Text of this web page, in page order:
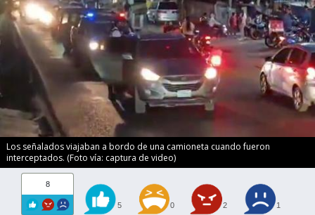
Los señalados viajaban a bordo de una camioneta cuando fueron
interceptados. (Foto vía: captura de video)
8
5 0 2 1